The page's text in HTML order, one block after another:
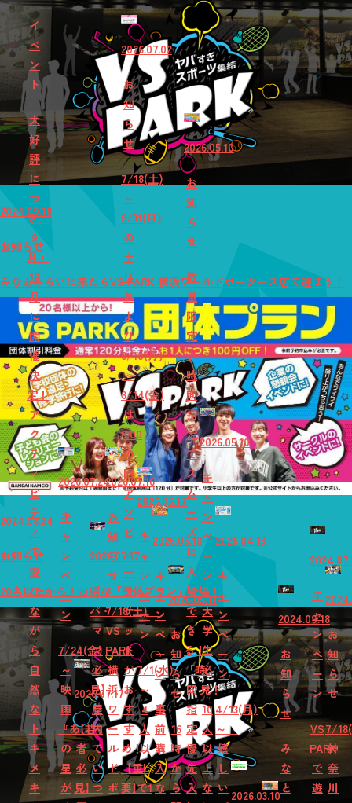
イ
ベ
ン
ト
大
好
評
に
つ
き、
9
月・
10
月
に
開
催
決
定！
ア
ク
テ
ィ
ビ
テ
ィ
で
遊
び
な
が
ら
自
然
な
ト
キ
メ
キ
2026.07.24
キ
ャ
ン
ペ
ー
ン
7/24(金)
～
映
画
『あ
の
星
が
2026.07.17
【若
者
必
見】
2026.07.17
【パ
パ・
マ
マ
必
見】
屋
内
で
い
つ
2026.07.16
お
知
ら
せ
7/18(土)
VS
PARK
横
浜
ワ
ー
ル
ド
ポ
2026.07.02
お
知
ら
せ
7/18(土)
～
8/31(日)
の
土
日
お
よ
び
8/10(月)
～
8/14(金)
は
9:00
の
回
ア
ソ
ビ
ュ
ー
チ
ケ
ッ
ト
が
お
す
す
め！
【重
要】
2026.06.17
キ
ャ
ン
ペ
ー
ン
7/1(水)
～
4
人
以
上
で1
2026.06.10
キ
ャ
ン
ペ
ー
ン
事
前
購
入
な
2026.05.11
お
知
ら
せ
16
時
か
ら
2026.05.10
お
知
ら
せ
数
量
限
定
♪
時
間
指
定
で
ス
ム
ー
ズ
に
入
場
で
き
る！
「時
間
指
定
優
先
入
2026.05.10
キ
ャ
ン
ペ
ー
ン
大
学
生
必
見！
10
人
以
上
な
2026.04.13
キ
ャ
ン
ペ
ー
ン
4/13(月)
～
嬉
し
い 2026.03.10
2024.09.18
お
知
ら
せ
み
な
と
キ
ャ
ン
ペ
ー
ン
VS
PARK
で
遊
お
知
ら
せ
7/
神
奈
川
2024.09.18
お知らせ
みなとみらいに来たらVS PARK 横浜ワールドポーターズ店で遊ぼう！
2024.08.24
お知らせ
20名以上から！お得な「団体プラン」登場！